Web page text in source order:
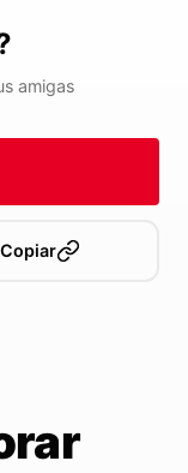
amigas
Copiar